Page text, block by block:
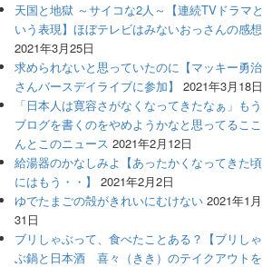
天国と地獄 ～サイコな2人～【連続TVドラマと
いう表現】ほぼテレビはみないおっさんの感想
2021年3月25日
求められないと思っていたのに【マッキー勇治
さんバースデイライブに参加】
2021年3月18日
「日本人は寛容さがなくなってきたなぁ」もう
ブログを書くのをやめようかなと思ってるここ
んとこのニュース 2021年2月12日
給湯器のかなしみよ【あったかくなってきた頃
にはもう・・】
2021年2月2日
ゆでたまごの殻がきれいにむけない 2021年1月
31日
ブリしゃぶって、食べたことある？【ブリしゃ
ぶ鍋と日本酒 喜々（きき）のテイクアウトを